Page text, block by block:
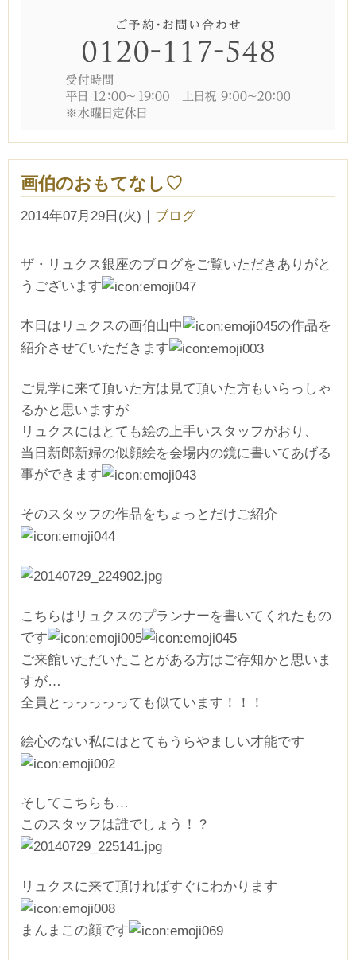
画伯のおもてなし♡
2014年07月29日(火) ｜ ブログ
ザ・リュクス銀座のブログをご覧いただきありがと
うございます
本日はリュクスの画伯山中
の作品を
紹介させていただきます
ご見学に来て頂いた方は見て頂いた方もいらっしゃ
るかと思いますが
リュクスにはとても絵の上手いスタッフがおり、
当日新郎新婦の似顔絵を会場内の鏡に書いてあげる
事ができます
そのスタッフの作品をちょっとだけご紹介
こちらはリュクスのプランナーを書いてくれたもの
です
ご来館いただいたことがある方はご存知かと思いま
すが…
全員とっっっっっても似ています！！！
絵心のない私にはとてもうらやましい才能です
そしてこちらも…
このスタッフは誰でしょう！？
リュクスに来て頂ければすぐにわかります
まんまこの顔です